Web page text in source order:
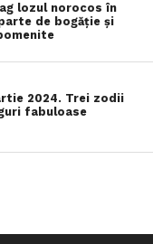
lozul norocos în
de bogăție și
2024. Trei zodii
fabuloase